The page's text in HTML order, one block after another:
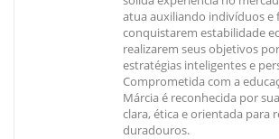
atua auxiliando indivíduos e
conquistarem estabilidade
realizarem seus objetivos
estratégias inteligentes e
Comprometida com a
Márcia é reconhecida por
clara, ética e orientada para
duradouros.